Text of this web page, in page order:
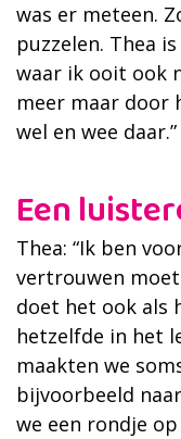
was er meteen.
puzzelen. Thea
waar ik ooit ook
meer maar
wel en wee daar.”
Een
Thea: “Ik ben
vertrouwen
doet het ook als
hetzelfde in het
maakten we
bijvoorbeeld
we een rondje